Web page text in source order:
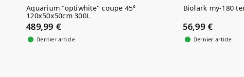
Aquarium "optiwhite" coupe 45°
120x50x50cm 300L
489,99 €
Dernier article
Biolark my-180
56,99 €
Dernier article